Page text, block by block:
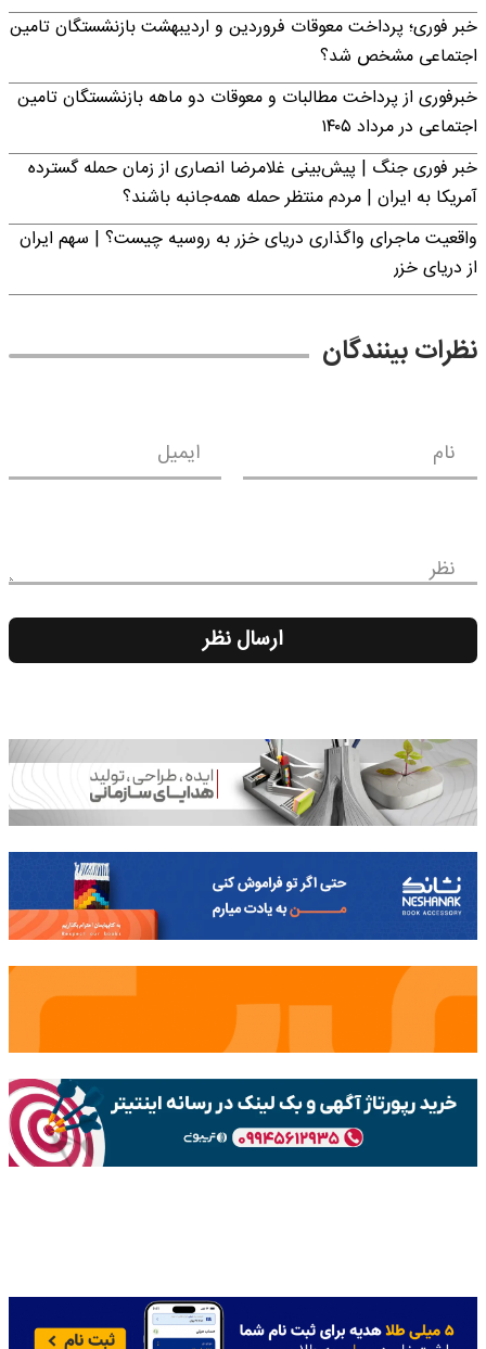
خبر فوری؛ پرداخت معوقات فروردین و اردیبهشت بازنشستگان تامین
اجتماعی مشخص شد؟
خبرفوری از پرداخت مطالبات و معوقات دو ماهه بازنشستگان تامین
اجتماعی در مرداد ۱۴۰۵
خبر فوری جنگ | پیش‌بینی غلامرضا انصاری از زمان حمله گسترده
آمریکا به ایران | مردم منتظر حمله همه‌جانبه باشند؟
واقعیت ماجرای واگذاری دریای خزر به روسیه چیست؟ | سهم ایران
از دریای خزر
نظرات بینندگان
نام ایمیل
نظر
ارسال نظر